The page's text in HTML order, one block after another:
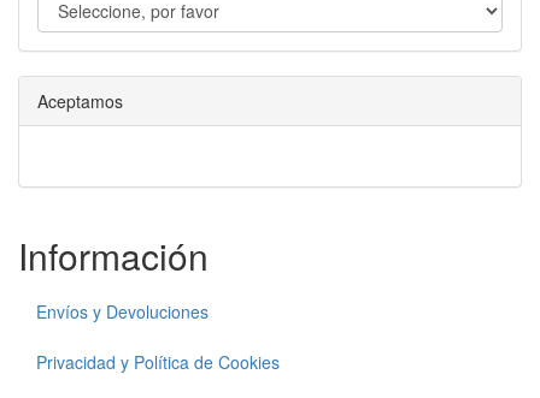
Aceptamos
Información
Envíos y Devoluciones
Privacidad y Política de Cookies